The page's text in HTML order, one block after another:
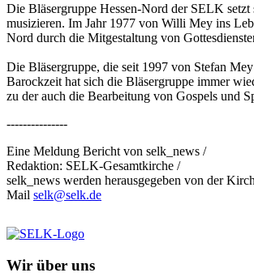
Die Bläsergruppe Hessen-Nord der SELK
musizieren. Im Jahr 1977 von Willi Mey ins
Nord durch die Mitgestaltung von
Die Bläsergruppe, die seit 1997 von Stefan
Barockzeit hat sich die Bläsergruppe immer
zu der auch die Bearbeitung von Gospels und
---------------
Eine Meldung Bericht von selk_news /
Redaktion: SELK-Gesamtkirche /
selk_news werden herausgegeben von der
Mail selk@selk.de
Wir über uns